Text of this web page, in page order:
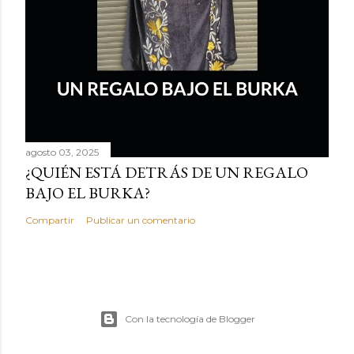
agosto 03, 2025
¿QUIÉN ESTÁ DETRÁS DE UN REGALO
BAJO EL BURKA?
Compartir Publicar un comentario
Con la tecnología de Blogger